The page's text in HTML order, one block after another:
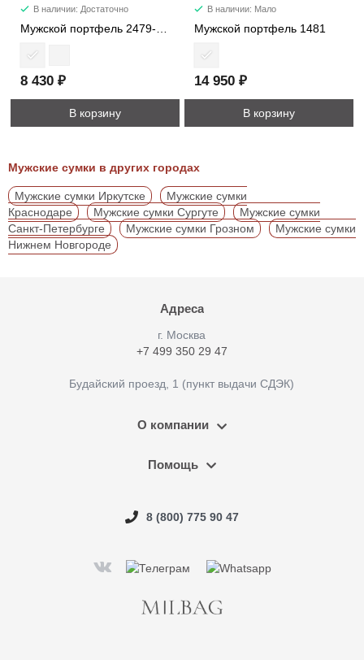
В наличии: Достаточно
8 430 ₽
В корзину
В наличии: Мало
Мужской портфель 1481
14 950 ₽
В корзину
Мужские сумки в других городах
Мужские сумки Иркутске
Мужские сумки
Краснодаре
Мужские сумки Сургуте
Мужские сумки
Санкт-Петербурге
Мужские сумки Грозном
Мужские сумки
Нижнем Новгороде
Адреса
г. Москва
+7 499 350 29 47
Будайский проезд, 1 (пункт выдачи СДЭК)
О компании
Помощь
8 (800) 775 90 47